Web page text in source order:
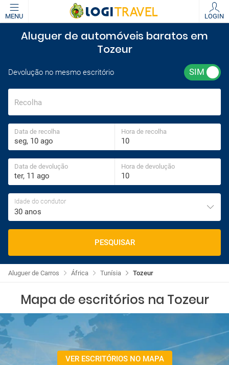
MENU LOGIN
Aluguer de automóveis baratos em
Tozeur
Devolução no mesmo escritório
Recolha
Data de recolha Hora de recolha
Data de devolução Hora de devolução
Idade do condutor
30 anos
PESQUISAR
Tozeur
Tunísia
África
Aluguer de Carros
Mapa de escritórios na Tozeur
VER ESCRITÓRIOS NO MAPA